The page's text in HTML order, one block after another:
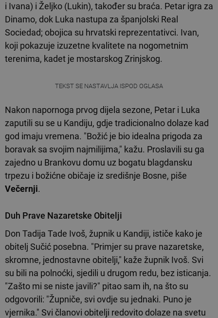
i Ivana) i Željko (Lukin), također su braća. Petar igra za
Dinamo, dok Luka nastupa za španjolski Real
Sociedad; obojica su hrvatski reprezentativci. Ivan,
koji pokazuje izuzetne kvalitete na nogometnim
terenima, kadet je mostarskog Zrinjskog.
TEKST SE NASTAVLJA ISPOD OGLASA
Nakon napornoga prvog dijela sezone, Petar i Luka
zaputili su se u Kandiju, gdje tradicionalno dolaze kad
god imaju vremena. "Božić je bio idealna prigoda za
boravak sa svojim najmilijima," kažu. Proslavili su ga
zajedno u Brankovu domu uz bogatu blagdansku
trpezu i božićne običaje iz središnje Bosne, piše
Večernji.
Duh Prave Nazaretske Obitelji
Don Tadija Tade Ivoš, župnik u Kandiji, ističe kako je
obitelj Sučić posebna. "Primjer su prave nazaretske,
skromne, jednostavne obitelji," kaže župnik Ivoš. Svi
su bili na polnoćki, sjedili u drugom redu, bez isticanja.
"Zašto mi se niste javili?" pitao sam ih, na što su
odgovorili: "Župniče, svi ovdje su jednaki. Puno je
vjernika." Svi članovi obitelji redovito dolaze na svetu